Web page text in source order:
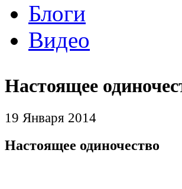
Блоги
Видео
Настоящее
19 Января 2014
Настоящее одиночество